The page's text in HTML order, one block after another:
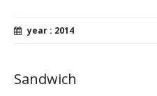
year : 2014
Sandwich